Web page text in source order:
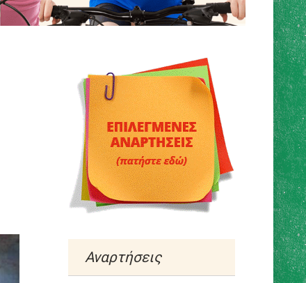
Αναρτήσεις